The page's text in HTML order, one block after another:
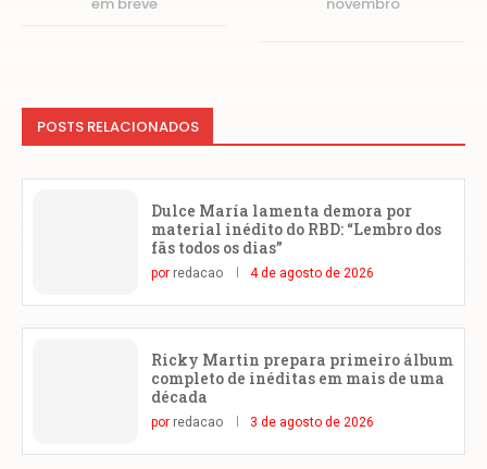
POSTS RELACIONADOS
Dulce María lamenta demora por
material inédito do RBD: “Lembro dos
fãs todos os dias”
por redacao 4 de agosto de 2026
Ricky Martin prepara primeiro álbum
completo de inéditas em mais de uma
década
por redacao 3 de agosto de 2026